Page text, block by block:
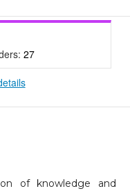
27
of knowledge and